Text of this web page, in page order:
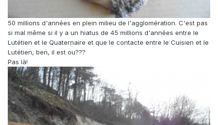
50 millions d'années en plein milieu de l'agglomération. C'est pas
si mal même si il y a un hiatus de 45 millions d'années entre le
Lutétien et le Quaternaire et que le contacte entre le Cuisien et le
Lutétien, ben, il est ou???
Pas là!